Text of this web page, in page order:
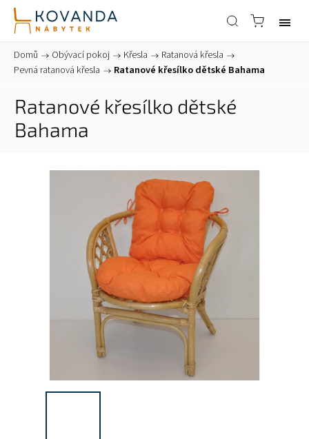
Domů / Obývací pokoj / Křesla / Ratanová křesla /
Pevná ratanová křesla / Ratanové křesílko dětské Bahama
Ratanové křesílko dětské
Bahama